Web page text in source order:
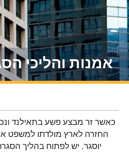
אמנות והליכי
כאשר זר מבצע פשע בתאילנד
החזרה לארץ מולדתו למשפט
יוסגר, יש לפתוח בהליך